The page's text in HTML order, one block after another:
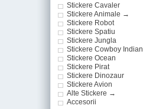
Stickere Cavaler
Stickere Animale →
Stickere Robot
Stickere Spatiu
Stickere Jungla
Stickere Cowboy Indian
Stickere Ocean
Stickere Pirat
Stickere Dinozaur
Stickere Avion
Alte Stickere →
Accesorii